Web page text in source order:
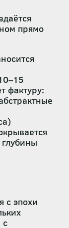
прямо
фактуру:
с эпохи
с